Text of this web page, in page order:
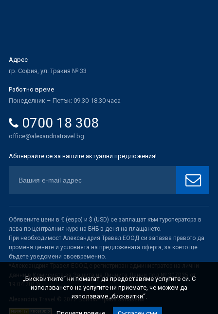
Адрес
гр. София, ул. Тракия № 33
Работно време
Понеделник – Петък: 09.30-18.30 часа
0700 18 308
office@alexandriatravel.bg
Абонирайте се за нашите актуални предложения!
Обявените цени в € (евро) и $ (USD) се заплащат към туроператора в
лева по централния курс на БНБ в деня на плащането.
При необходимост Александрия Травел ЕООД си запазва правото да
променя цените и условията на предложената оферта, за което ще
бъдете уведомени своевременно.
*Александрия Травел ЕООД е регистриран администратор на лични
данни в Комисията за Защита на Личните Данни под № 307035 от
19.04.2012г.
Alexandria Travel © 2017 Всички права запазени
„Бисквитките“ ни помагат да предоставяме услугите си. С
използването на услугите ни приемате, че можем да
използваме „бисквитки“.